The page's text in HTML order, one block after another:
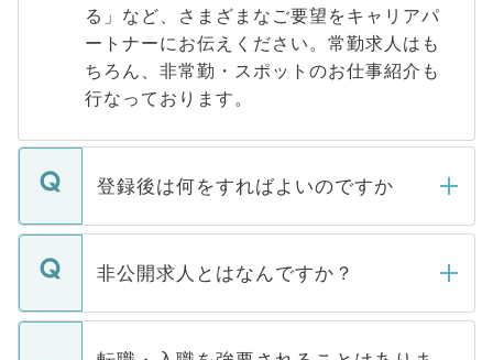
る」など、さまざまなご要望をキャリアパ
ートナーにお伝えください。常勤求人はも
ちろん、非常勤・スポットのお仕事紹介も
行なっております。
登録後は何をすればよいのですか
ご登録いただきましたら、弊社担当者がご
登録内容を確認し、その後メールもしくは
ます。通常、5営業日以内にはご連絡をせて
いただきますので、しばらくお待ちくださ
非公開求人とはなんですか？
マイナビDOCTORで取り扱っている求人の
うち約3割は、Webサイトからご覧いただ